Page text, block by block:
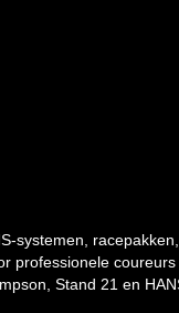
systemen,
Stand 21 en